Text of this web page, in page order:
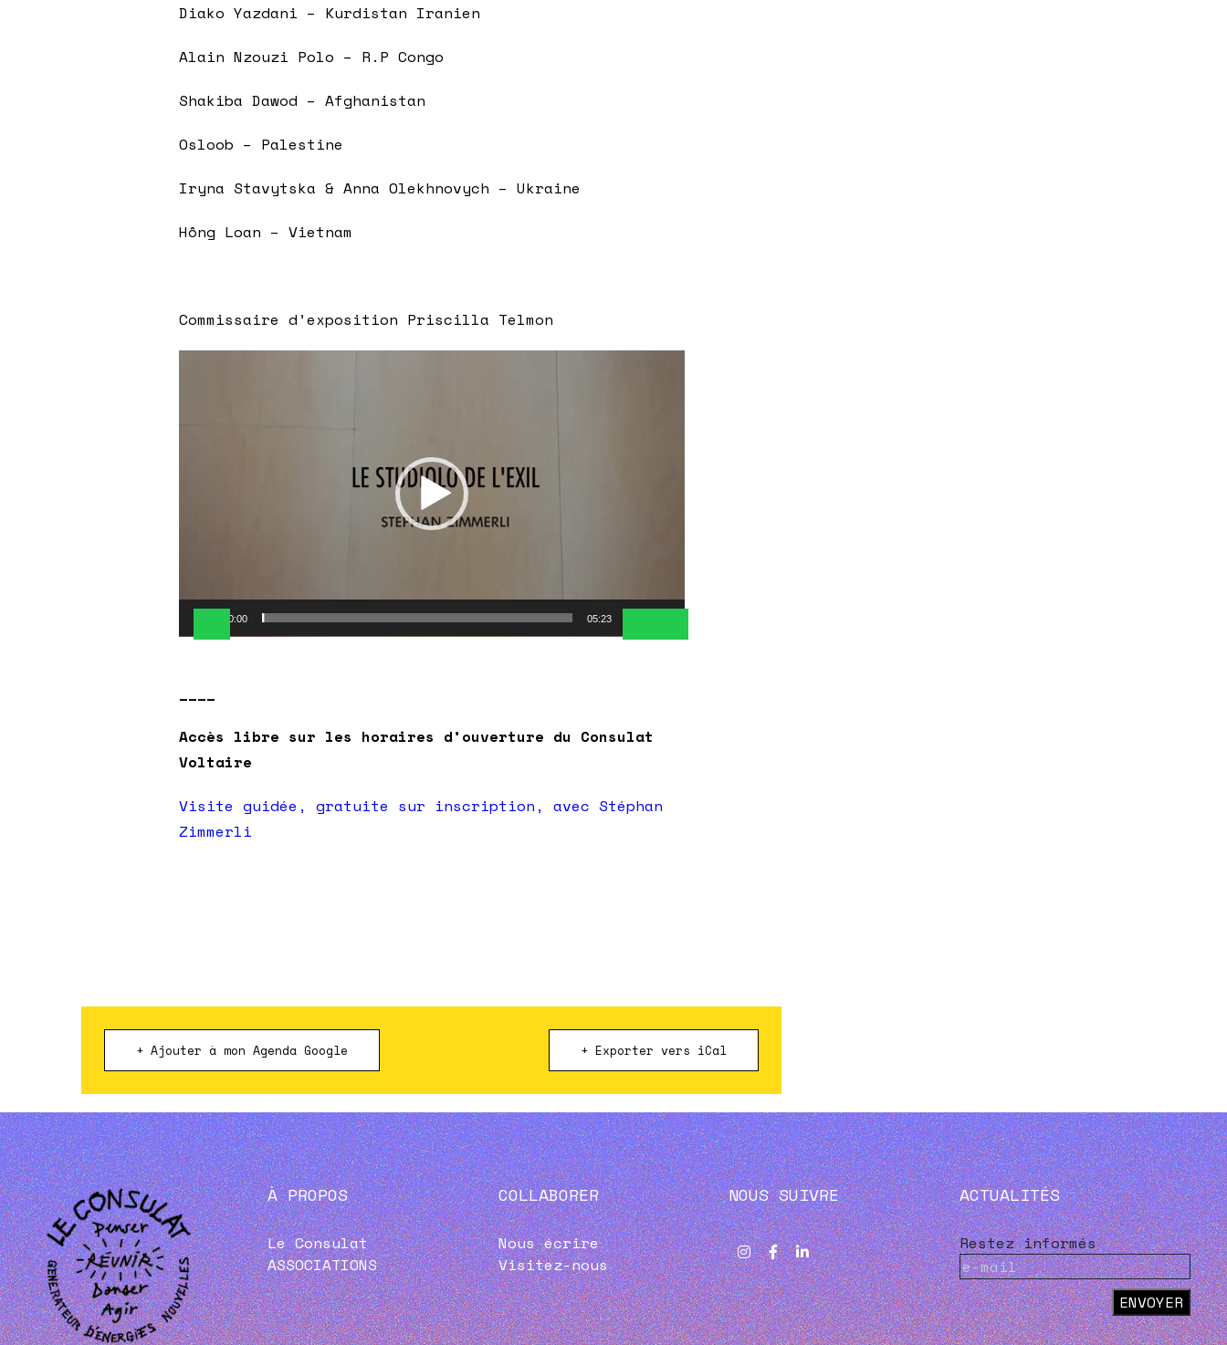
Diako Yazdani – Kurdistan Iranien
Alain Nzouzi Polo – R.P Congo
Shakiba Dawod – Afghanistan
Osloob – Palestine
Iryna Stavytska & Anna Olekhnovych – Ukraine
Hông Loan – Vietnam
Commissaire d’exposition Priscilla Telmon
00:00 05:23
Accès libre sur les horaires d’ouverture du Consulat
Voltaire
Visite guidée, gratuite sur inscription, avec Stéphan
Zimmerli
+ Ajouter à mon Agenda Google + Exporter vers iCal
À PROPOS
Le Consulat
ASSOCIATIONS
COLLABORER
Nous écrire
Visitez-nous
NOUS SUIVRE ACTUALITÉS
Restez informés
ENVOYER